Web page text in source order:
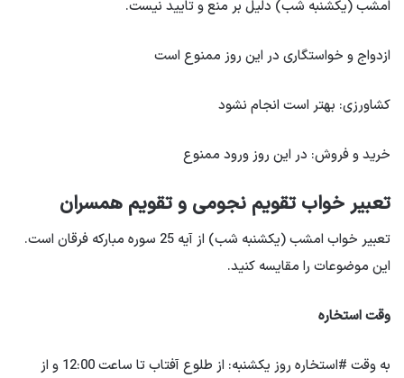
امشب (یکشنبه شب) دلیل بر منع و تایید نیست.
ازدواج و خواستگاری در این روز ممنوع است
کشاورزی: ​​بهتر است انجام نشود
خرید و فروش: در این روز ورود ممنوع
تعبیر خواب تقویم نجومی و تقویم همسران
تعبیر خواب امشب (یکشنبه شب) از آیه 25 سوره مبارکه فرقان است.
این موضوعات را مقایسه کنید.
وقت استخاره
به وقت #استخاره روز یکشنبه: از طلوع آفتاب تا ساعت 12:00 و از